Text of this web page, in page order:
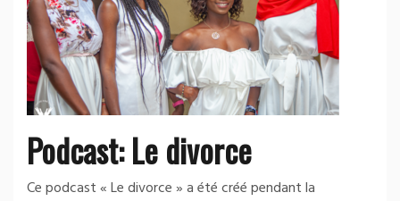
Podcast: Le divorce
Ce podcast « Le divorce » a été créé pendant la